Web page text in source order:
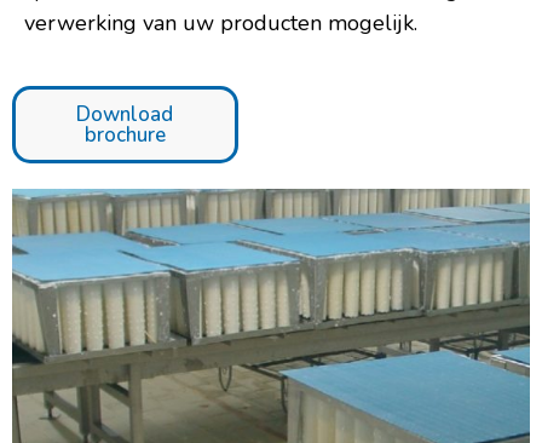
verwerking van uw producten mogelijk.
Download
brochure